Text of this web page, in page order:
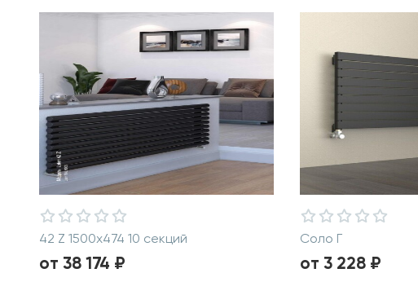
42 Z 1500х474 10 секций
от 38 174 ₽
Соло Г
от 3 228 ₽